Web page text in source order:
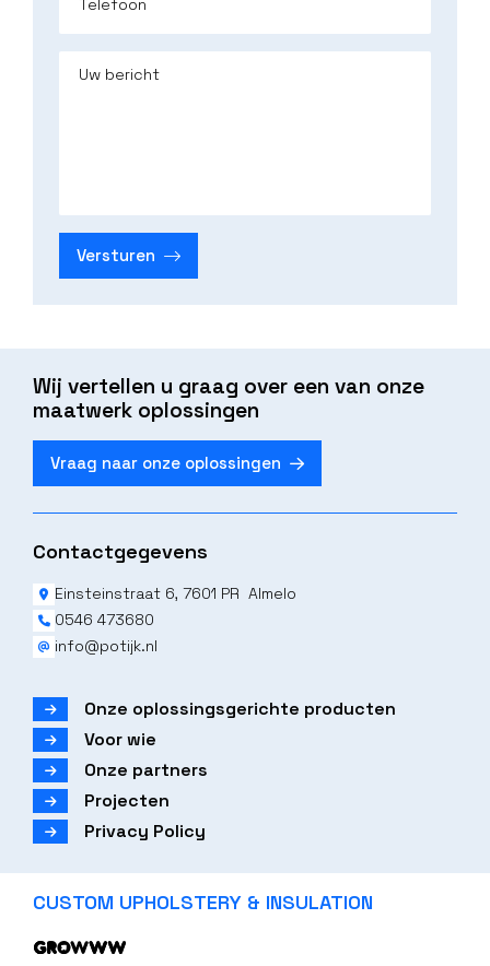
Telefoon
Uw bericht
Versturen
Wij vertellen u graag over een van onze
maatwerk oplossingen
Vraag naar onze oplossingen
Contactgegevens
Einsteinstraat 6, 7601 PR Almelo
0546 473680
info@potijk.nl
Onze oplossingsgerichte producten
Voor wie
Onze partners
Projecten
Privacy Policy
CUSTOM UPHOLSTERY & INSULATION